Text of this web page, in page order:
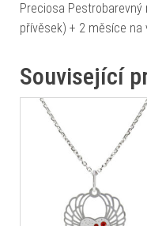
Preciosa Pestrobarevný
přívěsek) + 2 měsíce na
Související